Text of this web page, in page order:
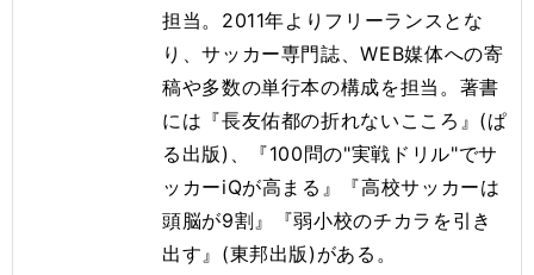
担当。2011年よりフリーランスとな
り、サッカー専門誌、WEB媒体への寄
稿や多数の単行本の構成を担当。著書
には『長友佑都の折れないこころ』(ぱ
る出版)、『100問の"実戦ドリル"でサ
ッカーiQが高まる』『高校サッカーは
頭脳が9割』『弱小校のチカラを引き
出す』(東邦出版)がある。